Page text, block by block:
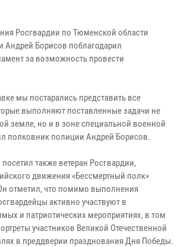
Росгвардии по Тюменской области
Андрей Борисов поблагодарил
за возможность провести
мы постарались представить все
выполняют поставленные задачи не
земле, но и в зоне специальной военной
полковник полиции Андрей Борисов.
также ветеран Росгвардии,
движения «Бессмертный полк»
отметил, что помимо выполнения
активно участвуют в
и патриотических мероприятиях, в том
участников Великой Отечественной
в преддверии празднования Дня Победы.